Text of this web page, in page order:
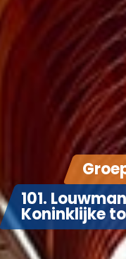
101.
Koninklijke